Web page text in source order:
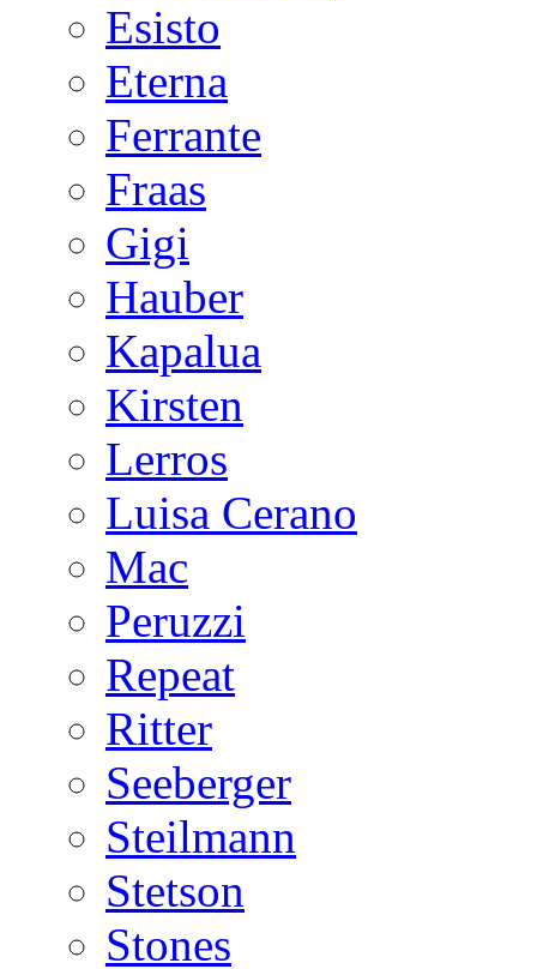
Esisto
Eterna
Ferrante
Fraas
Gigi
Hauber
Kapalua
Kirsten
Lerros
Luisa Cerano
Mac
Peruzzi
Repeat
Ritter
Seeberger
Steilmann
Stetson
Stones